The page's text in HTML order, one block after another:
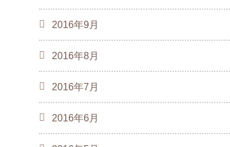
2016年9月
2016年8月
2016年7月
2016年6月